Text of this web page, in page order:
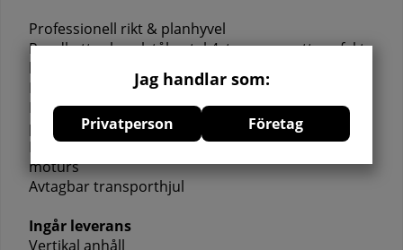
Jag handlar som:
Privatperson Företag
Professionell rikt & planhyvel
Rundkutter hyvelstål antal 4st som ger ett perfekta
hyvelresultat.
Höjd - sänkbar justebar för hyvel
Båda gjutjärns riktbord kan fällas upp vid
planhyvling
Hyvling funktion kan köra både medurs och
moturs
Avtagbar transporthjul
Ingår leverans
Vertikal anhåll